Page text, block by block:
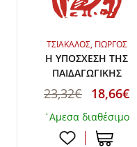
ΤΣΙΑΚΑΛΟΣ, ΓΙΩΡΓΟΣ
Η ΥΠΟΣΧΕΣΗ ΤΗΣ
ΠΑΙΔΑΓΩΓΙΚΗΣ
23,32€ 18,66€
`Αμεσα διαθέσιμο